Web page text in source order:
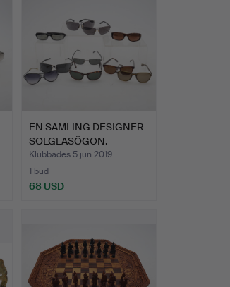
EN SAMLING DESIGNER
SOLGLASÖGON.
Klubbades 5 jun 2019
1 bud
68 USD